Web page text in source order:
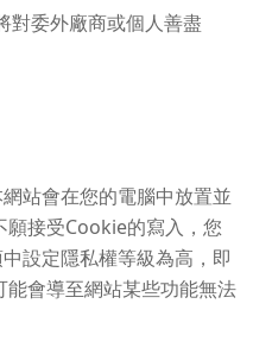
對委外廠商或個人善盡
站會在您的電腦中放置並
接受Cookie的寫入，您
設定隱私權等級為高，即
會導至網站某些功能無法